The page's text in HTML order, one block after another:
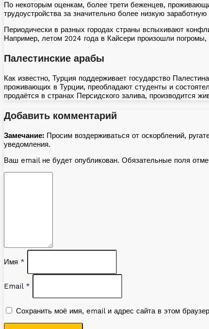
По некоторым оценкам, более трети беженцев,
трудоустройства за значительно более низкую
Периодически в разных городах страны вспыхивают
Например, летом 2024 года в Кайсери произошли погромы,
Палестинские арабы
Как известно, Турция поддерживает государство
проживающих в Турции, преобладают студенты и
продаётся в странах Персидского залива, производится
Добавить комментарий
Замечание: Просим воздерживаться от оскорблений,
уведомления.
Ваш email не будет опубликован. Обязательные поля
Имя *
Email *
Сохранить моё имя, email и адрес сайта в этом